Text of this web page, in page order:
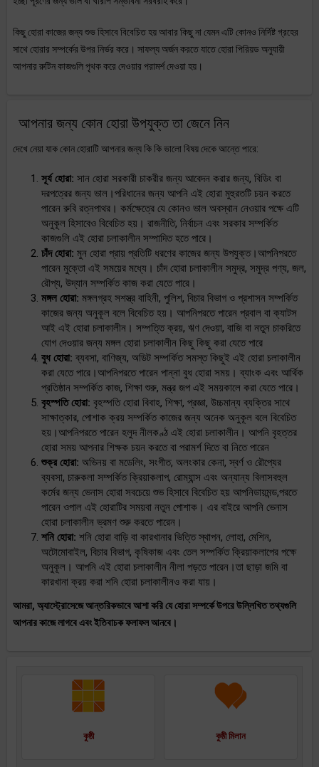
কিছু হোরা কাজের জন্য শুভ হিসাবে বিবেচিত হয় আবার কিছু না যেমন এটি কোনও নির্দিষ্ট গ্রহের
সাথে হোরার সম্পর্কের উপর নির্ভর করে। সাফল্য অর্জন করতে যাতে হোরা পিরিয়ড অনুযায়ী
আপনার রুটিন কাজগুলি পৃথক করে দেওয়ার পরামর্শ দেওয়া হয়।
আপনার জন্য কোন হোরা উপযুক্ত তা জেনে নিন
দেখে নেয়া যাক কোন হোরাটি আপনার জন্য কি কি ভালো বিষয় দেকে আন্তে পারে:
সূর্য হোরা: সান হোরা সরকারী চাকরীর জন্য আবেদন করার জন্য, বিডিং বা
দরপত্রের জন্য ভাল।পরিধানের জন্য আপনি এই হোরা মুহুরতটি চয়ন করতে
পারেন রুবি রত্নপাথর। কর্মক্ষেত্রে যে কোনও ভাল অবস্থান নেওয়ার পক্ষে এটি
অনুকূল হিসাবেও বিবেচিত হয়। রাজনীতি, নির্বাচন এবং সরকার সম্পর্কিত
কাজগুলি এই হোরা চলাকালীন সম্পাদিত হতে পারে।
চাঁদ হোরা: মুন হোরা প্রায় প্রতিটি ধরণের কাজের জন্য উপযুক্ত।আপনিপরতে
পারেন মুক্তো এই সময়ের মধ্যে। চাঁদ হোরা চলাকালীন সমুদ্র, সমুদ্র পণ্য, জল,
রৌপ্য, উদ্যান সম্পর্কিত কাজ করা যেতে পারে।
মঙ্গল হোরা: মঙ্গলগ্রহ সশস্ত্র বাহিনী, পুলিশ, বিচার বিভাগ ও প্রশাসন সম্পর্কিত
কাজের জন্য অনুকূল বলে বিবেচিত হয়। আপনিপরতে পারেন প্রবাল বা ক্যাটস
আই এই হোরা চলাকালীন। সম্পত্তি ক্রয়, ঋণ দেওয়া, বাজি বা নতুন চাকরিতে
যোগ দেওয়ার জন্য মঙ্গল হোরা চলাকালীন কিছু কিছু করা যেতে পারে
বুধ হোরা: ব্যবসা, বাণিজ্য, অডিট সম্পর্কিত সমস্ত কিছুই এই হোরা চলাকালীন
করা যেতে পারে।আপনিপরতে পারেন পান্না বুধ হোরা সময়। ব্যাংক এবং আর্থিক
প্রতিষ্ঠান সম্পর্কিত কাজ, শিক্ষা শুরু, মন্ত্র জপ এই সময়কালে করা যেতে পারে।
বৃহস্পতি হোরা: বৃহস্পতি হোরা বিবাহ, শিক্ষা, প্রজ্ঞা, উচ্চমান্য ব্যক্তির সাথে
সাক্ষাত্কার, পোশাক ক্রয় সম্পর্কিত কাজের জন্য অনেক অনুকূল বলে বিবেচিত
হয়।আপনিপরতে পারেন হলুদ নীলকণ্ঠ এই হোরা চলাকালীন। আপনি বৃহত্তর
হোরা সময় আপনার শিক্ষক চয়ন করতে বা পরামর্শ দিতে বা নিতে পারেন
শুক্র হোরা: অভিনয় বা মডেলিং, সংগীত, অলংকার কেনা, স্বর্ণ ও রৌপ্যের
ব্যবসা, চারুকলা সম্পর্কিত ক্রিয়াকলাপ, রোম্যান্স এবং অন্যান্য বিলাসবহুল
কর্মের জন্য ভেনাস হোরা সবচেয়ে শুভ হিসাবে বিবেচিত হয় আপনিডায়মন্ড,পরতে
পারেন ওপাল এই হোরাটির সময়বা নতুন পোশাক। এর বাইরে আপনি ভেনাস
হোরা চলাকালীন ভ্রমণ শুরু করতে পারেন।
শনি হোরা: শনি হোরা বাড়ি বা কারখানার ভিত্তি স্থাপন, লোহা, মেশিন,
অটোমোবাইল, বিচার বিভাগ, কৃষিকাজ এবং তেল সম্পর্কিত ক্রিয়াকলাপের পক্ষে
অনুকূল। আপনি এই হোৱা চলাকালীন নীলা পড়তে পারেন।তা ছাড়া জমি বা
কারখানা ক্রয় করা শনি হোরা চলাকালীনও করা যায়।
আমরা, অ্যাস্ট্রোসেজে আন্তরিকভাবে আশা করি যে হোরা সম্পর্কে উপরে উল্লিখিত তথ্যগুলি
আপনার কাজে লাগবে এবং ইতিবাচক ফলাফল আনবে।
কুষ্ঠী কুষ্ঠী মিলান